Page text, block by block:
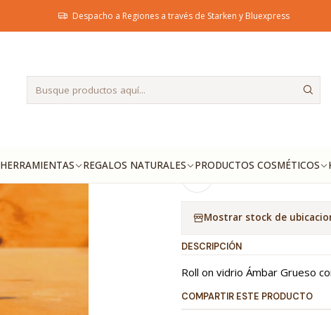
HERRAMIENTAS REGALOS NATURALES PRODUCTOS COSMÉTICOS
Despacho a Regiones a través de Starken y Bluexpress
Herramientas Envases Pack 5 Unidades Roll on 5ml Ámbar
Pack 5
Ámbar
Mostrar stock de
DESCRIPCIÓN
Roll on vidrio Ámbar Grueso
COMPARTIR ESTE PRODUCTO